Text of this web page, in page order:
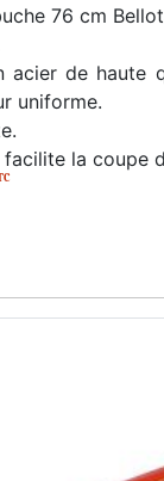
76 cm
acier de haute
uniforme.
la coupe